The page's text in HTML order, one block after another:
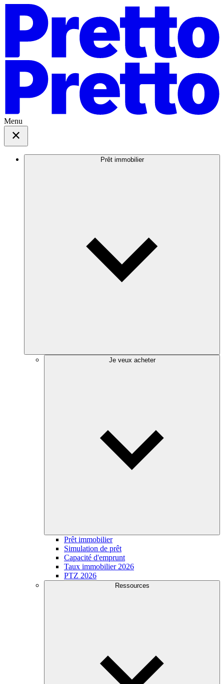
Menu
Prêt immobilier
Je veux acheter
Prêt immobilier
Simulation de prêt
Capacité d'emprunt
Taux immobilier 2026
PTZ 2026
Ressources